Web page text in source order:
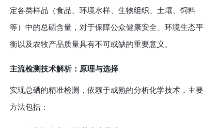
定各类样品（食品、环境水样、生物组织、土壤、饲料
等）中的总硒含量，对于保障公众健康安全、环境生态平
衡以及农牧产品质量具有不可或缺的重要意义。
主流检测技术解析：原理与选择
实现总硒的精准检测，依赖于成熟的分析化学技术，主要
方法包括：